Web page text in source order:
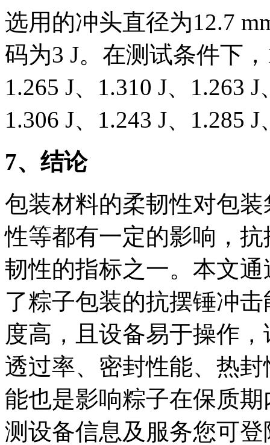
选用的冲头直径为12.7
码为3 J。在测试条件下
1.265 J、1.310 J、1.263
1.306 J、1.243 J、1.285 J
7、结论
包装材料的柔韧性对包
性等都有一定的影响，
韧性的指标之一。本文
了粽子包装的抗摆锤冲
度高，且设备易于操作
透过率、密封性能、热
能也是影响粽子在保质
测设备信息及服务您可登